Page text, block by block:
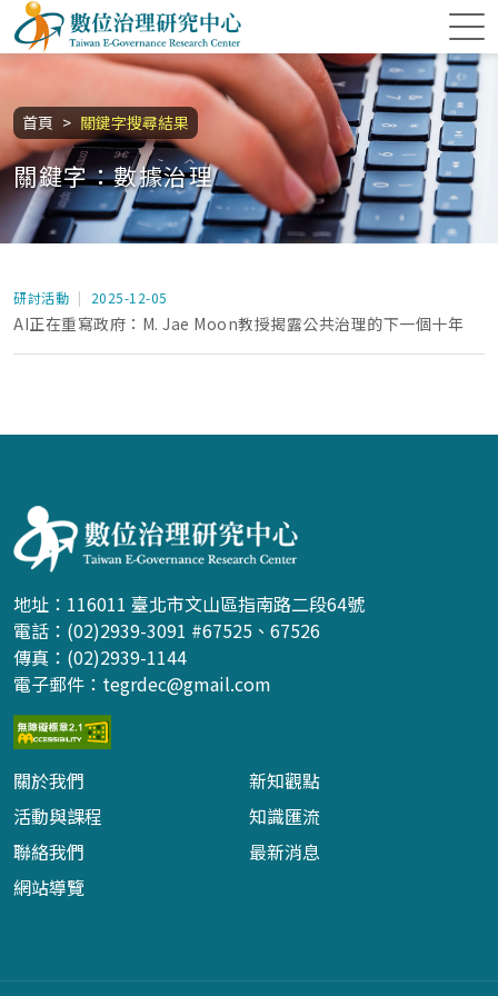
跳到主要內容區塊
數位治理研究中心
首頁 關鍵字搜尋結果
:::
關鍵字：數據治理
研討活動 2025-12-05
AI正在重寫政府：M. Jae Moon教授揭露公共治理的下一個十年
地址：116011 臺北市文山區指南路二段64號
電話：(02)2939-3091 #67525、67526
傳真：(02)2939-1144
電子郵件： tegrdec@gmail.com
關於我們
新知觀點
活動與課程
知識匯流
聯絡我們
最新消息
網站導覽